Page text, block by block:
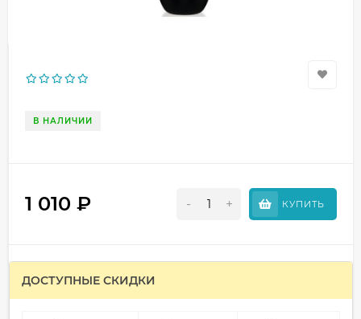
В НАЛИЧИИ
1 010 ₽ - + КУПИТЬ
ДОСТУПНЫЕ СКИДКИ